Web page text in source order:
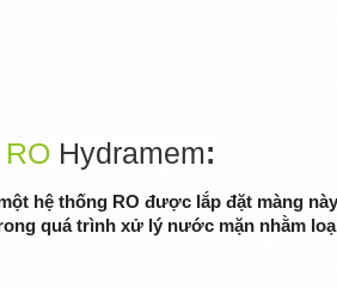
Hydramem:
hệ thống RO được lắp đặt màng này
quá trình xử lý nước mặn nhằm